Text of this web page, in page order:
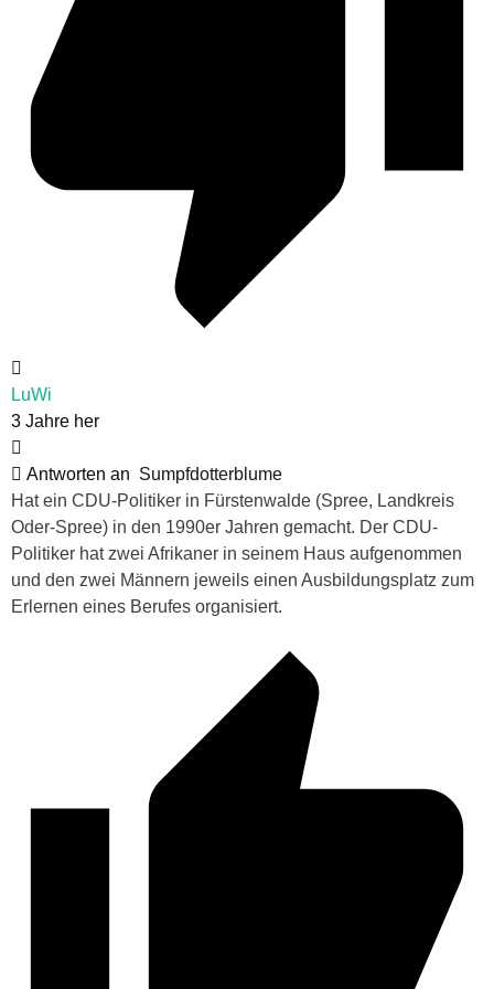
LuWi
3 Jahre her
Antworten an Sumpfdotterblume
Hat ein CDU-Politiker in Fürstenwalde (Spree, Landkreis
Oder-Spree) in den 1990er Jahren gemacht. Der CDU-
Politiker hat zwei Afrikaner in seinem Haus aufgenommen
und den zwei Männern jeweils einen Ausbildungsplatz zum
Erlernen eines Berufes organisiert.